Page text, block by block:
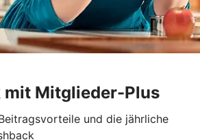
mit Mitglieder-Plus
und die jährliche